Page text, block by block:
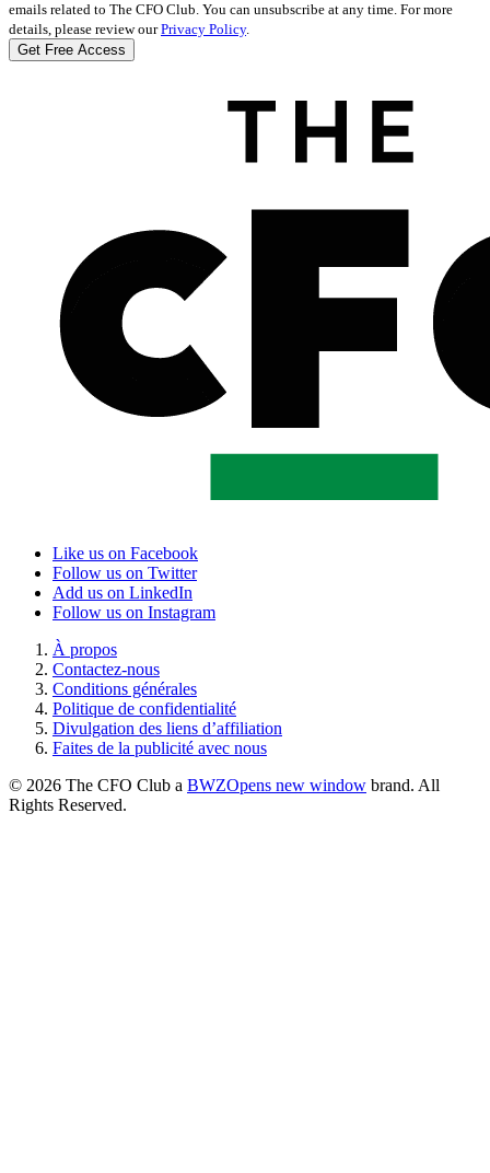
emails related to The CFO Club. You can unsubscribe at any time. For more
details, please review ourPrivacy Policy.
Like us on Facebook
Follow us on Twitter
Add us on LinkedIn
Follow us on Instagram
À propos
Contactez-nous
Conditions générales
Politique de confidentialité
Divulgation des liens d’affiliation
Faites de la publicité avec nous
© 2026 The CFO Club a BWZOpens new window brand. All
Rights Reserved.